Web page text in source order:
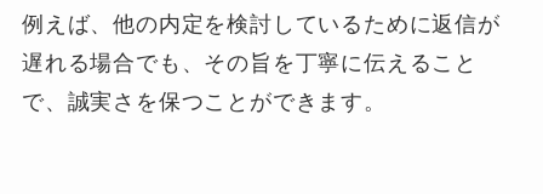
例えば、他の内定を検討しているために返信が
遅れる場合でも、その旨を丁寧に伝えること
で、誠実さを保つことができます。